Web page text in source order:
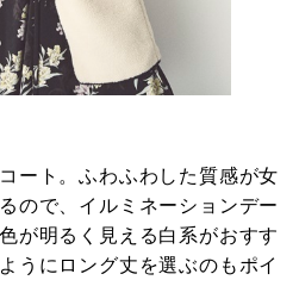
ート。ふわふわした質感が女
ので、イルミネーションデー
が明るく見える白系がおすす
うにロング丈を選ぶのもポイ